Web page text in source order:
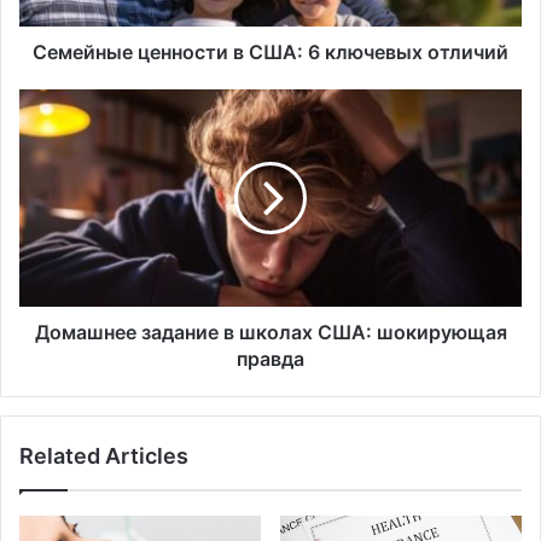
Семейные ценности в США: 6 ключевых отличий
Домашнее
задание
США:
шокирующая
правда
Домашнее задание в школах США: шокирующая
правда
Related Articles